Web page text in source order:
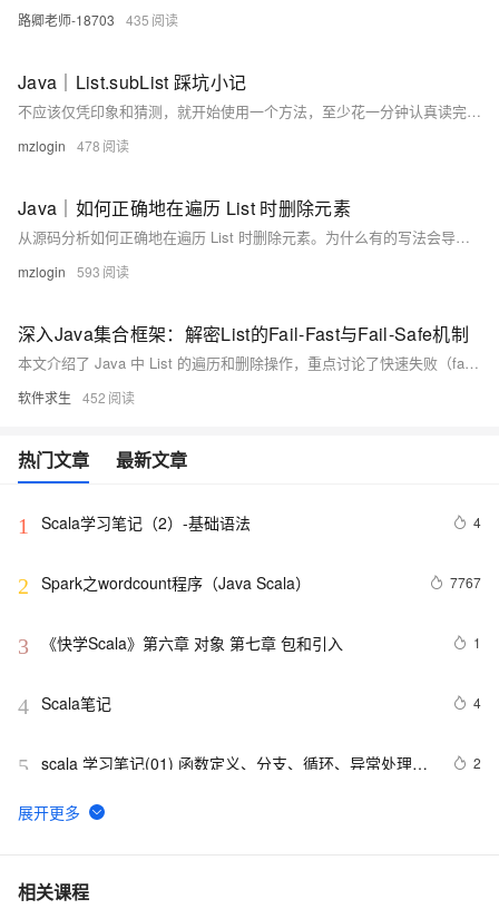
路卿老师-18703 435
Java｜List.subList 踩坑小记
不应该仅凭印象和猜测，就开始使用一个方法，至少花一分钟认真读完它的官方注释文档。
mzlogin 478
Java｜如何正确地在遍历 List 时删除元素
从源码分析如何正确地在遍历 List 时删除元素。为什么有的写法会导致异常，而另一些不会。
mzlogin 593
深入Java集合框架：解密List的Fail-Fast与Fail-Safe机制
本文介绍了 Java 中 List 的遍历和删除操作，重点讨论了快速失败（fail-fast）和安全失败（fail-safe）机制。通过普通 for 循环、迭代器和 foreach 循环的对比，详细解释了各种方法的优缺点及适用场景，特别是在多线程环境下的表现。最后推荐了适合高并发场景的 fail-safe 容器，如 CopyOnWriteArrayList 和 ConcurrentHashMap。
软件求生 452
热门文章 最新文章
1 Scala学习笔记（2）-基础语法 4
2 Spark之wordcount程序（Java Scala） 7767
3 《快学Scala》第六章 对象 第七章 包和引入 1
4 Scala笔记 4
5 scala 学习笔记(01) 函数定义、分支、循环、异常处理、
2
6 scala简要：高级函数和高级类型
7 Scala第四章学习笔记（面向对象编程)
相关课程